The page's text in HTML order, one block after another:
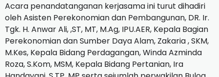
Acara penandatanganan kerjasama ini turut dihadiri
oleh Asisten Perekonomian dan Pembangunan, DR. Ir.
Tgk. H. Anwar Ali, ,ST, MT, M.Ag, IPU.AER, Kepala Bagian
Perekonomian dan Sumber Daya Alam, Zakaria , SKM,
M.Kes, Kepala Bidang Perdagangan, Winda Azminda
Roza, S.Kom, MSM, Kepala Bidang Pertanian, Ira